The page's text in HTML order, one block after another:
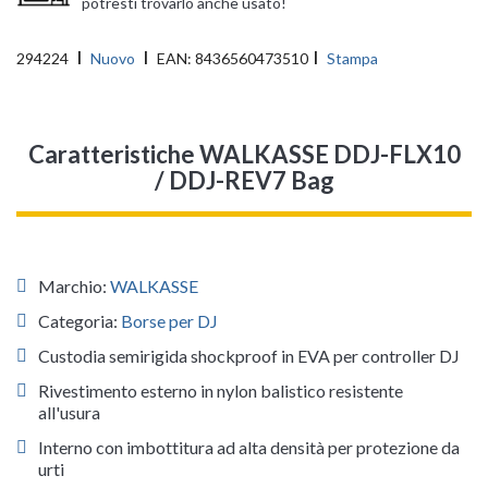
294224 Nuovo EAN: 8436560473510 Stampa
Caratteristiche WALKASSE DDJ-FLX10
/ DDJ-REV7 Bag
Marchio: WALKASSE
Categoria: Borse per DJ
Custodia semirigida shockproof in EVA per controller DJ
Rivestimento esterno in nylon balistico resistente
all'usura
Interno con imbottitura ad alta densità per protezione da
urti